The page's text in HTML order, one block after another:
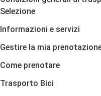
Selezione
Informazioni e servizi
Gestire la mia
Come prenotare
Trasporto Bici